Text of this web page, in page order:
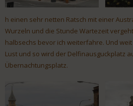
h einen sehr netten Ratsch mit einer
Wurzeln und die Stunde Wartezeit
halbsechs bevor ich weiterfahre. Und
Lust und so wird der Delfinausguckplatz
Übernachtungsplatz.